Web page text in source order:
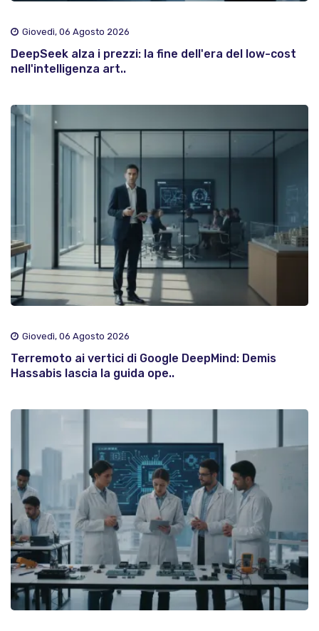
Giovedì, 06 Agosto 2026
DeepSeek alza i prezzi: la fine dell'era del low-cost
nell'intelligenza art..
Giovedì, 06 Agosto 2026
Terremoto ai vertici di Google DeepMind: Demis
Hassabis lascia la guida ope..